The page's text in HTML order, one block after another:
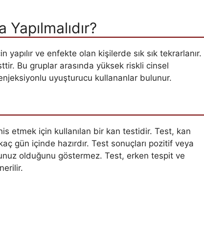
ve enfekte olan kişilerde sık sık tekrarlanır.
Bu gruplar arasında yüksek riskli cinsel
uyuşturucu kullananlar bulunur.
etmek için kullanılan bir kan testidir. Test, kan
gün içinde hazırdır. Test sonuçları pozitif veya
olduğunu göstermez. Test, erken tespit ve